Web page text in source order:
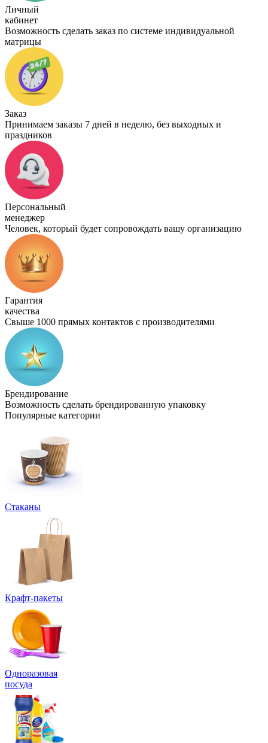
Личный
кабинет
Возможность сделать заказ по системе индивидуальной
матрицы
Заказ
Принимаем заказы 7 дней в неделю, без выходных и
праздников
Персональный
менеджер
Человек, который будет сопровождать вашу организацию
Гарантия
качества
Свыше 1000 прямых контактов с производителями
Брендирование
Возможность сделать брендированную упаковку
Популярные категории
Стаканы
Крафт-пакеты
Одноразовая
посуда